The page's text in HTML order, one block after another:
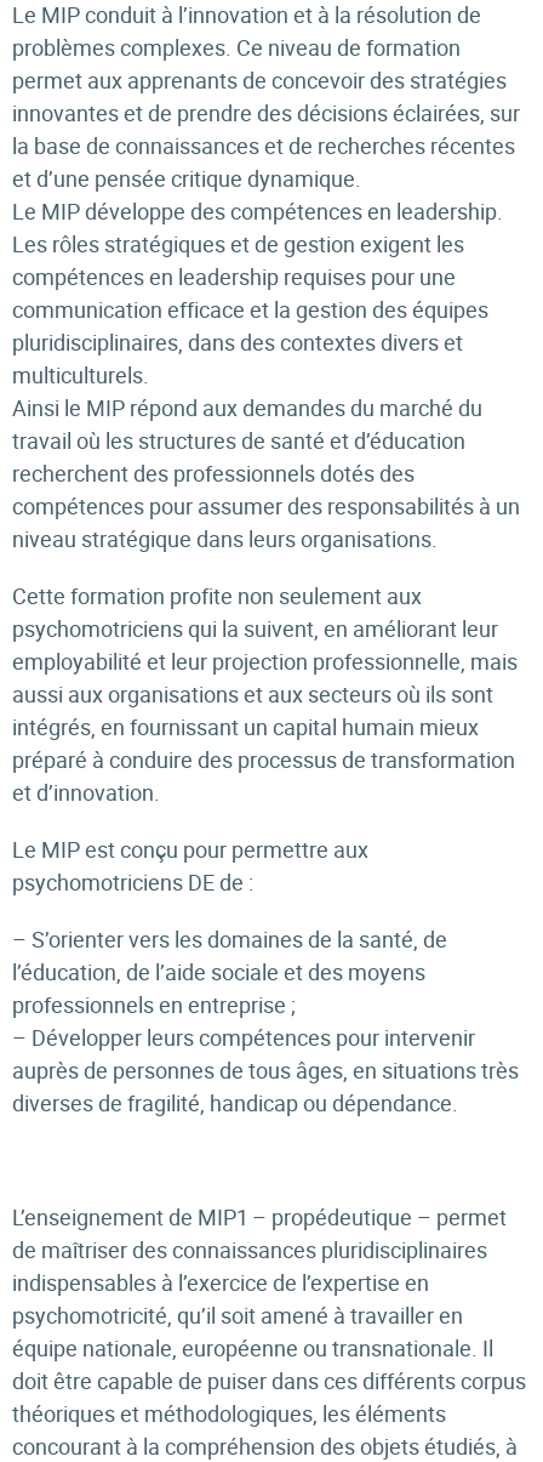
Le MIP conduit à l’innovation et à la résolution de
problèmes complexes. Ce niveau de formation
permet aux apprenants de concevoir des stratégies
innovantes et de prendre des décisions éclairées, sur
la base de connaissances et de recherches récentes
et d’une pensée critique dynamique.
Le MIP développe des compétences en leadership.
Les rôles stratégiques et de gestion exigent les
compétences en leadership requises pour une
communication efficace et la gestion des équipes
pluridisciplinaires, dans des contextes divers et
multiculturels.
Ainsi le MIP répond aux demandes du marché du
travail où les structures de santé et d’éducation
recherchent des professionnels dotés des
compétences pour assumer des responsabilités à un
niveau stratégique dans leurs organisations.
Cette formation profite non seulement aux
psychomotriciens qui la suivent, en améliorant leur
employabilité et leur projection professionnelle, mais
aussi aux organisations et aux secteurs où ils sont
intégrés, en fournissant un capital humain mieux
préparé à conduire des processus de transformation
et d’innovation.
Le MIP est conçu pour permettre aux
psychomotriciens DE de :
– S’orienter vers les domaines de la santé, de
l’éducation, de l’aide sociale et des moyens
professionnels en entreprise ;
– Développer leurs compétences pour intervenir
auprès de personnes de tous âges, en situations très
diverses de fragilité, handicap ou dépendance.
L’enseignement de MIP1 – propédeutique – permet
de maîtriser des connaissances pluridisciplinaires
indispensables à l’exercice de l’expertise en
psychomotricité, qu’il soit amené à travailler en
équipe nationale, européenne ou transnationale. Il
doit être capable de puiser dans ces différents corpus
théoriques et méthodologiques, les éléments
concourant à la compréhension des objets étudiés, à